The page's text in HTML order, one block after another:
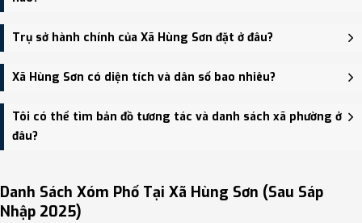
Xã Hùng Sơn được thành lập trên cơ sở sáp nhập Xã Ch’ơm, Xã
Gari, Xã Tr’hy, Xã Axan.
Trụ sở hành chính của Xã Hùng Sơn đặt ở đâu?
Trụ sở hành chính mới của Xã Hùng Sơn đặt tại Thôn Arâng, xã
Hùng Sơn - trung tâm khu vực thuận tiện giao thông.
Xã Hùng Sơn có diện tích và dân số bao nhiêu?
Xã Hùng Sơn có Diện tích: 287.95 km², Dân số: 7,958 người, Mật độ
dân số: Khoảng 27.64 người/km²
Tôi có thể tìm bản đồ tương tác và danh sách xã phường ở
đâu?
địa điểm tại: VReview.vn - Nền tảng review địa điểm, dịch vụ và du
lịch uy tín tại Việt Nam.
Danh Sách Xóm Phố Tại Xã Hùng Sơn (sau Sáp
Nhập 2025)